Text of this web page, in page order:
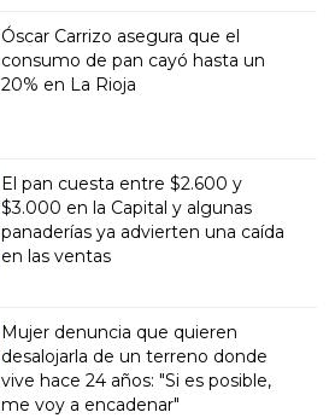
Óscar Carrizo asegura que el
consumo de pan cayó hasta un
20% en La Rioja
El pan cuesta entre $2.600 y
$3.000 en la Capital y algunas
panaderías ya advierten una caída
en las ventas
Mujer denuncia que quieren
desalojarla de un terreno donde
vive hace 24 años: "Si es posible,
me voy a encadenar"